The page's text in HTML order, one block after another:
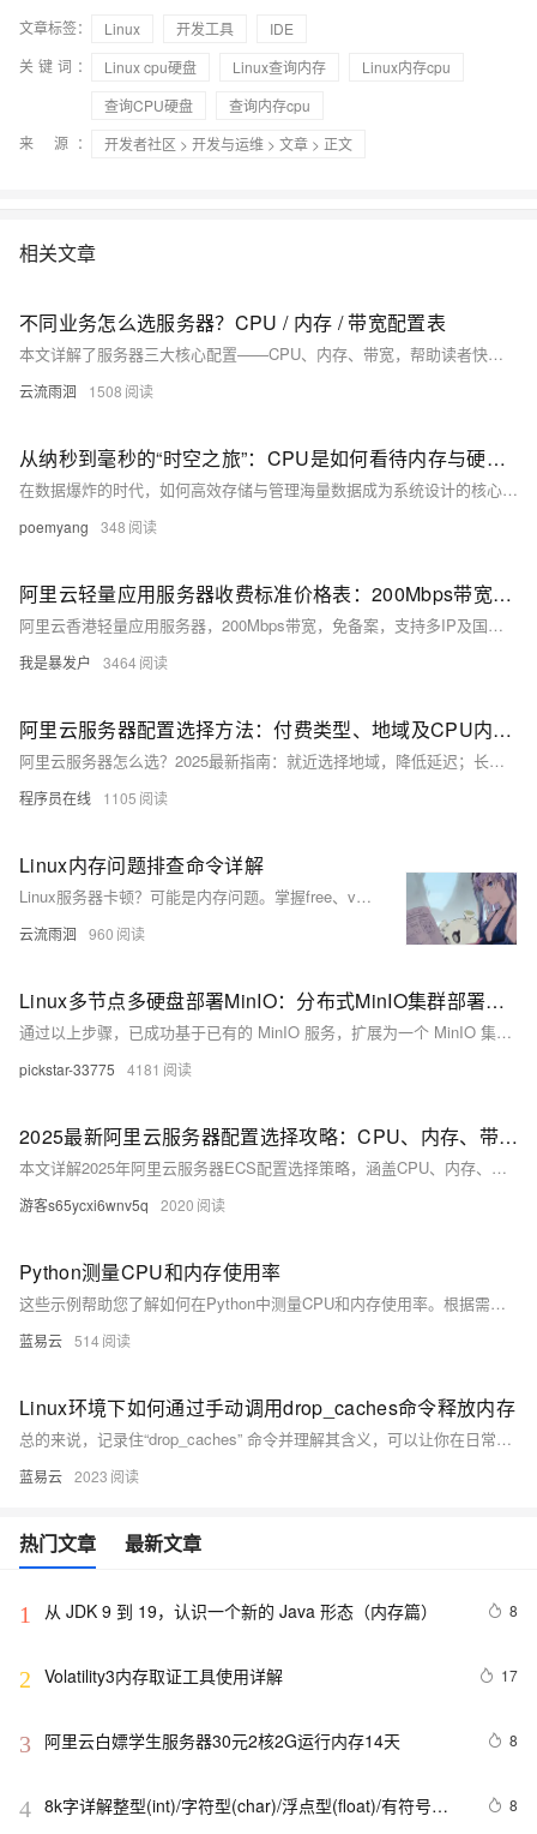
文章标签： Linux 开发工具
IDE
关键词：
Linux cpu硬盘 Linux查询内存
Linux内存cpu
查询CPU硬盘
查询内存cpu
来 源：
开发者社区 > 开发与运维 > 文章 > 正文
相关文章
不同业务怎么选服务器？CPU / 内存 / 带宽配置表
本文详解了服务器三大核心配置——CPU、内存、带宽，帮助读者快速理解服务器性能原理。结合不同业务场景，如个人博客、电商、数据库、直播等，提供配置选择建议，并强调合理搭配的重要性，避免资源浪费或瓶颈限制。内容实用，适合初学者和业务选型参考。
云流雨洄 1508
从纳秒到毫秒的“时空之旅”：CPU是如何看待内存与硬盘的？
在数据爆炸的时代，如何高效存储与管理海量数据成为系统设计的核心挑战。本文从计算机存储体系结构出发，解析B+树、LSM树与Kafka日志结构在不同数据库中的应用与优化策略，帮助你深入理解高性能存储背后的原理。
poemyang 348
阿里云轻量应用服务器收费标准价格表：200Mbps带宽、CPU内存及存储配置详解
阿里云香港轻量应用服务器，200Mbps带宽，免备案，支持多IP及国际线路，月租25元起，年付享8.5折优惠，适用于网站、应用等多种场景。
我是暴发户 3464
阿里云服务器配置选择方法：付费类型、地域及CPU内存配置全解析
阿里云服务器怎么选？2025最新指南：就近选择地域，降低延迟；长期使用选包年包月，短期灵活选按量付费；企业选2核4G5M仅199元/年，个人选2核2G3M低至99元/年，高性价比爆款推荐，轻松上云。
程序员在线 1105
Linux内存问题排查命令详解
Linux服务器卡顿？可能是内存问题。掌握free、vmstat、sar三大命令，快速排查内存使用情况。free查看实时内存，vmstat诊断系统整体性能瓶颈，sar实现长期监控，三者结合，高效定位并解决内存问题。
云流雨洄 960
Linux多节点多硬盘部署MinIO：分布式MinIO集群部署指南搭建高可用架构实践
通过以上步骤，已成功基于已有的 MinIO 服务，扩展为一个 MinIO 集群。该集群具有高可用性和容错性，适合生产环境使用。如果有任何问题，请检查日志或参考MinIO 官方文档。作者联系方式vx：2743642415。
pickstar-33775 4181
2025最新阿里云服务器配置选择攻略：CPU、内存、带宽与系统盘全解析
本文详解2025年阿里云服务器ECS配置选择策略，涵盖CPU、内存、带宽与系统盘推荐，助你根据业务需求精准选型，提升性能与性价比。
游客s65ycxi6wnv5q 2020
Python测量CPU和内存使用率
这些示例帮助您了解如何在Python中测量CPU和内存使用率。根据需要，可以进一步完善这些示例，例如可视化结果或限制程序在特定范围内的资源占用。
蓝易云 514
Linux环境下如何通过手动调用drop_caches命令释放内存
总的来说，记录住“drop_caches” 命令并理解其含义，可以让你在日常使用Linux的过程中更加娴熟和自如。
蓝易云 2023
热门文章 最新文章
1 从 JDK 9 到 19，认识一个新的 Java 形态（内存篇） 8
2 Volatility3内存取证工具使用详解 17
3 阿里云白嫖学生服务器30元2核2G运行内存14天 8
4 8k字详解整型(int)/字符型(char)/浮点型(float)/有符号
8